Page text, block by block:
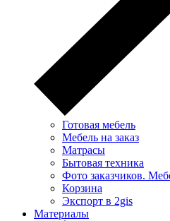
Готовая мебель
Мебель на заказ
Матрасы
Бытовая техника
Фото заказчиков.
Корзина
Экспорт в 2gis
Материалы